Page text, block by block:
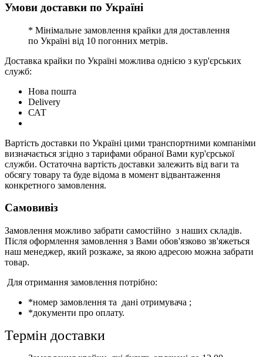
Умови доставки по Україні
* Мінімальне замовлення крайки для доставлення
по Україні від 10 погонних метрів.
Доставка крайки по Україні можлива однією з кур'єрських
служб:
Нова пошта
Delivery
САТ
Вартість доставки по Україні цими транспортними компаніми
визначається згідно з тарифами обраної Вами кур'єрської
служби. Остаточна вартість доставки залежить від ваги та
обсягу товару та буде відома в момент відвантаження
конкретного замовлення.
Самовивіз
Замовлення можливо забрати самостійно з наших складів.
Після оформлення замовлення з Вами обов'язково зв'яжеться
наш менеджер, який розкаже, за якою адресою можна забрати
товар.
Для отримання замовлення потрібно:
*номер замовлення та дані отримувача ;
*документи про оплату.
Термін доставки